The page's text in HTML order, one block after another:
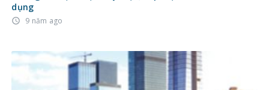
dụng
access_time 9 năm ago